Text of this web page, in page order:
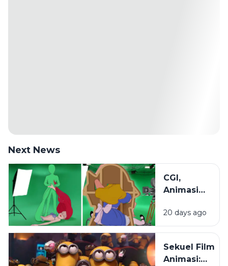
Next News
CGI,
Animasi
Stop
Motion:
Beragam
Teknik di
20 days ago
Sekuel Film
Animasi: